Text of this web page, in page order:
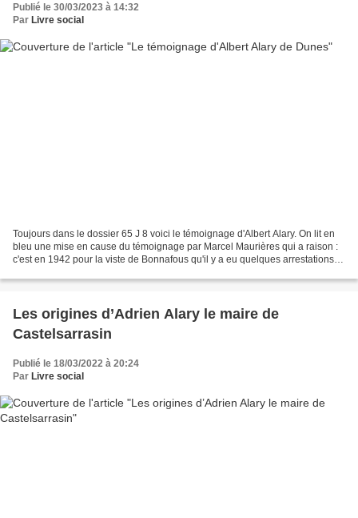
Publié le 30/03/2023 à 14:32
Par Livre social
Toujours dans le dossier 65 J 8 voici le témoignage d'Albert Alary. On lit en
bleu une mise en cause du témoignage par Marcel Maurières qui a raison :
c'est en 1942 pour la viste de Bonnafous qu'il y a eu quelques arrestations
Les origines d’Adrien Alary le maire de
Castelsarrasin
Publié le 18/03/2022 à 20:24
Par Livre social